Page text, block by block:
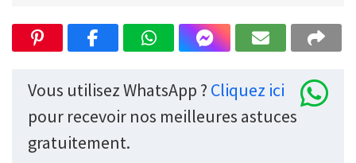
Vous utilisez WhatsApp ? Cliquez ici
pour recevoir nos meilleures astuces
gratuitement.